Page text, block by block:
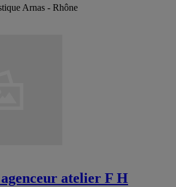
Arnas - Rhône
atelier F H